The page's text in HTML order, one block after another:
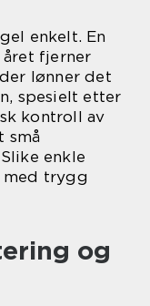
enkelt. En
året fjerner
lønner det
spesielt etter
kontroll av
små
enkle
med trygg
og